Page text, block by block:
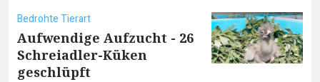
Bedrohte Tierart
Aufwendige Aufzucht - 26
Schreiadler-Küken
geschlüpft